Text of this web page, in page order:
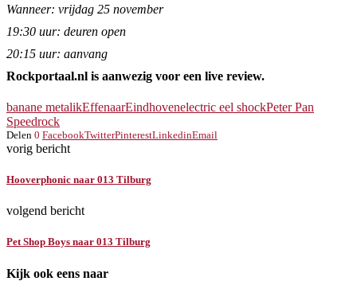
Wanneer: vrijdag 25 november
19:30 uur: deuren open
20:15 uur: aanvang
Rockportaal.nl is aanwezig voor een live review.
banane metalikEffenaarEindhovenelectric eel shockPeter Pan
Speedrock
Delen 0 FacebookTwitterPinterestLinkedinEmail
vorig bericht
Hooverphonic naar 013 Tilburg
volgend bericht
Pet Shop Boys naar 013 Tilburg
Kijk ook eens naar